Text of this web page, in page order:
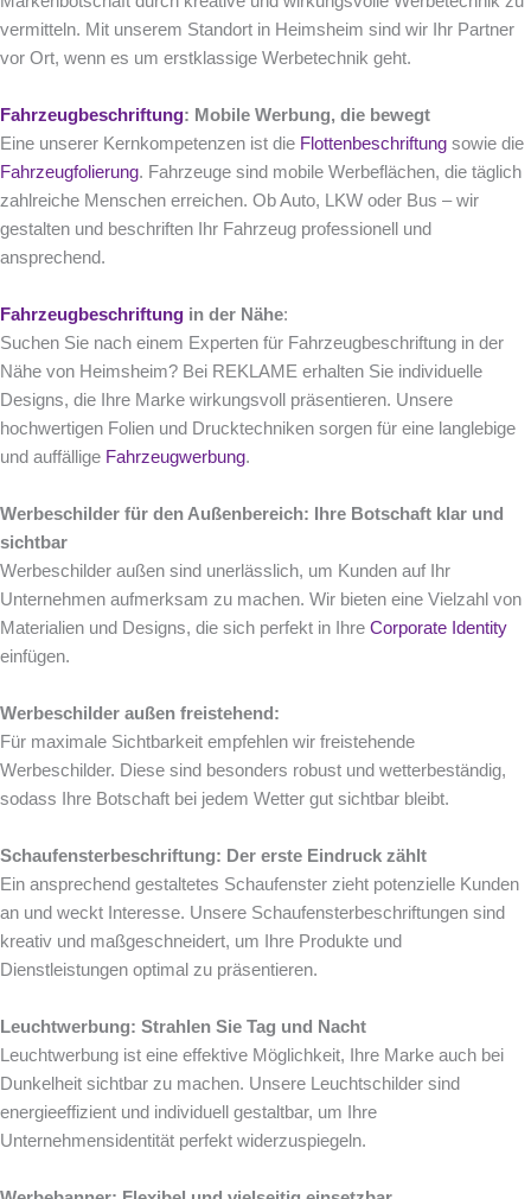
vermitteln. Mit unserem Standort in Heimsheim sind wir Ihr Partner
vor Ort, wenn es um erstklassige Werbetechnik geht.
Fahrzeugbeschriftung: Mobile Werbung, die bewegt
Eine unserer Kernkompetenzen ist die Flottenbeschriftung sowie die
Fahrzeugfolierung. Fahrzeuge sind mobile Werbeflächen, die täglich
zahlreiche Menschen erreichen. Ob Auto, LKW oder Bus – wir
gestalten und beschriften Ihr Fahrzeug professionell und
ansprechend.
Fahrzeugbeschriftung in der Nähe:
Suchen Sie nach einem Experten für Fahrzeugbeschriftung in der
Nähe von Heimsheim? Bei REKLAME erhalten Sie individuelle
Designs, die Ihre Marke wirkungsvoll präsentieren. Unsere
hochwertigen Folien und Drucktechniken sorgen für eine langlebige
und auffällige Fahrzeugwerbung.
Werbeschilder für den Außenbereich: Ihre Botschaft klar und
sichtbar
Werbeschilder außen sind unerlässlich, um Kunden auf Ihr
Unternehmen aufmerksam zu machen. Wir bieten eine Vielzahl von
Materialien und Designs, die sich perfekt in Ihre Corporate Identity
einfügen.
Werbeschilder außen freistehend:
Für maximale Sichtbarkeit empfehlen wir freistehende
Werbeschilder. Diese sind besonders robust und wetterbeständig,
sodass Ihre Botschaft bei jedem Wetter gut sichtbar bleibt.
Schaufensterbeschriftung: Der erste Eindruck zählt
Ein ansprechend gestaltetes Schaufenster zieht potenzielle Kunden
an und weckt Interesse. Unsere Schaufensterbeschriftungen sind
kreativ und maßgeschneidert, um Ihre Produkte und
Dienstleistungen optimal zu präsentieren.
Leuchtwerbung: Strahlen Sie Tag und Nacht
Leuchtwerbung ist eine effektive Möglichkeit, Ihre Marke auch bei
Dunkelheit sichtbar zu machen. Unsere Leuchtschilder sind
energieeffizient und individuell gestaltbar, um Ihre
Unternehmensidentität perfekt widerzuspiegeln.